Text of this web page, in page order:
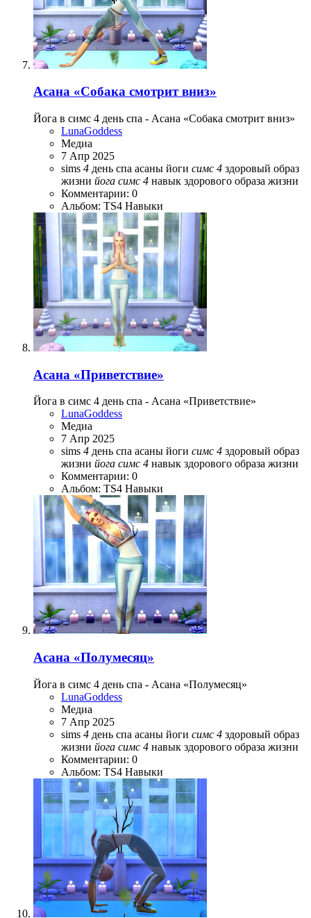
Асана «Собака смотрит вниз»
Йога в симс 4 день спа - Асана «Собака смотрит вниз»
LunaGoddess
Медиа
7 Апр 2025
sims 4 день спа асаны йоги симс 4 здоровый образ
жизни йога симс 4 навык здорового образа жизни
Комментарии: 0
Альбом: TS4 Навыки
Асана «Приветствие»
Йога в симс 4 день спа - Асана «Приветствие»
LunaGoddess
Медиа
7 Апр 2025
sims 4 день спа асаны йоги симс 4 здоровый образ
жизни йога симс 4 навык здорового образа жизни
Комментарии: 0
Альбом: TS4 Навыки
Асана «Полумесяц»
Йога в симс 4 день спа - Асана «Полумесяц»
LunaGoddess
Медиа
7 Апр 2025
sims 4 день спа асаны йоги симс 4 здоровый образ
жизни йога симс 4 навык здорового образа жизни
Комментарии: 0
Альбом: TS4 Навыки